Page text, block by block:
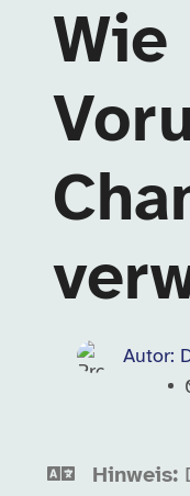
Wie
Autor:
Hinweis: